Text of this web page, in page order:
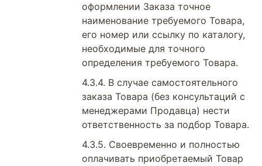
оформлении Заказа точное
наименование требуемого Товара,
его номер или ссылку по каталогу,
необходимые для точного
определения требуемого Товара.
В случае самостоятельного
заказа Товара (без консультаций с
менеджерами Продавца) нести
ответственность за подбор Товара.
Своевременно и полностью
оплачивать приобретаемый Товар